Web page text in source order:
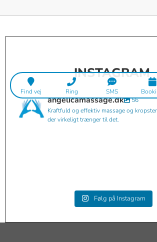
INSTAGRAM
angelicamassage.dk
56
Kraftfuld og effektiv massage og
der virkeligt trænger til det.
angelicamassage.dk
Aug 30
Følg på Instagram
Find vej Ring SMS